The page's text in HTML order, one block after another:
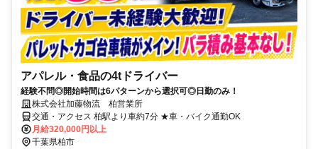
アパレル・食品の4tドライバー
経験不問◎開始時間は6パターンから選択可◎日勤のみ！
株式会社加藤物流 柏営業所
交通・アクセス 柏駅より車約7分 ★車・バイク通勤OK
月給320,000円以上
千葉県柏市